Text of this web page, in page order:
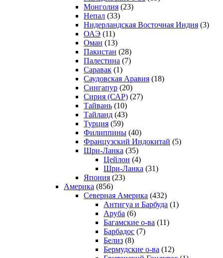
Монголия (23)
Непал (33)
Нидерландская Восточная Индия (3)
ОАЭ (11)
Оман (13)
Пакистан (28)
Палестина (7)
Саравак (1)
Саудовская Аравия (18)
Сингапур (20)
Сирия (САР) (27)
Тайвань (10)
Тайланд (43)
Турция (59)
Филиппины (40)
Французский Индокитай (5)
Шри-Ланка (35)
Цейлон (4)
Шри-Ланка (31)
Япония (23)
Америка (856)
Северная Америка (432)
Антигуа и Барбуда (1)
Аруба (6)
Багамские о-ва (11)
Барбадос (7)
Белиз (8)
Бермудские о-ва (12)